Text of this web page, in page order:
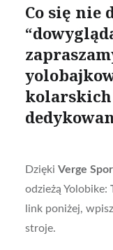
Co się nie
Dzięki Verge
odzieżą Yolobike:
link poniżej,
stroje.